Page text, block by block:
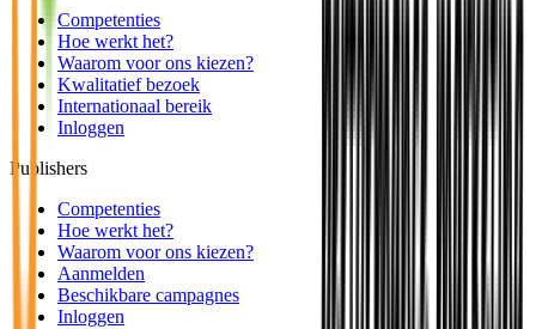
Competenties
Hoe werkt het?
Waarom voor ons kiezen?
Kwalitatief bezoek
Internationaal bereik
Inloggen
Publishers
Competenties
Hoe werkt het?
Waarom voor ons kiezen?
Aanmelden
Beschikbare campagnes
Inloggen